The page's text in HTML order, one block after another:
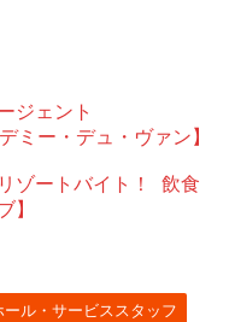
ジェント
ミー・デュ・ヴァン】
ゾートバイト！
飲食
】
ール・サービススタッフ